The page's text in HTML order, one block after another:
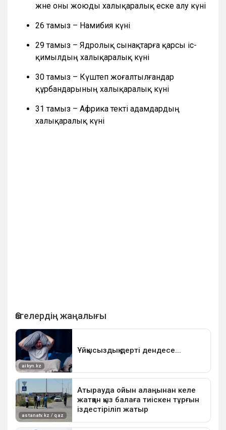
және оны жоюды халықаралық еске алу күні
26 тамыз – Намибия күні
29 тамыз – Ядролық сынақтарға қарсы іс-
қимылдың халықаралық күні
30 тамыз – Күштеп жоғалтылғандар
құрбандарының халықаралық күні
31 тамыз – Африка текті адамдардың
халықаралық күні